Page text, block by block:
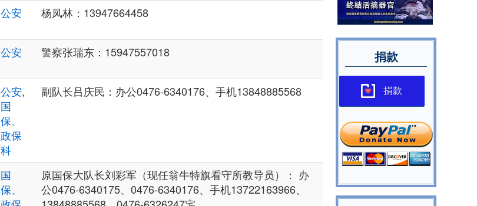
公安 杨凤林：13947664458
公安 警察张瑞东：15947557018
公安,
国
保、
政保
科
副队长吕庆民：办公0476-6340176、手机13848885568
国
保、
原国保大队长刘彩军（现任翁牛特旗看守所教导员）： 办
公0476-6340175、0476-6340176、手机13722163966、
捐款
捐款